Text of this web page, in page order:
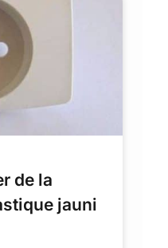
de la
jauni